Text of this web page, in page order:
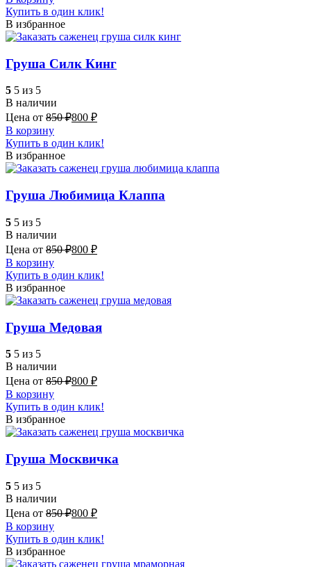
Купить в один клик!
В избранное
Груша Силк Кинг
5 5 из 5
В наличии
Цена от 850₽800 ₽
В корзину
Купить в один клик!
В избранное
Груша Любимица Клаппа
5 5 из 5
В наличии
Цена от 850₽800 ₽
В корзину
Купить в один клик!
В избранное
Груша Медовая
5 5 из 5
В наличии
Цена от 850₽800 ₽
В корзину
Купить в один клик!
В избранное
Груша Москвичка
5 5 из 5
В наличии
Цена от 850₽800 ₽
В корзину
Купить в один клик!
В избранное